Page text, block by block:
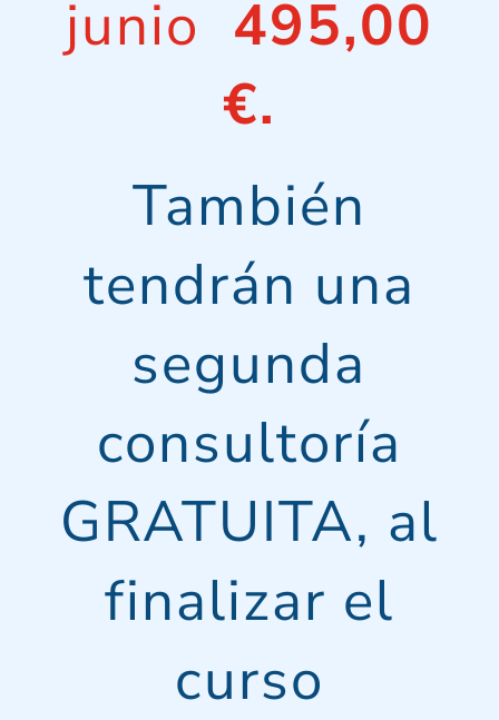
junio 495,00
€.
También
tendrán una
segunda
consultoría
GRATUITA, al
finalizar el
curso